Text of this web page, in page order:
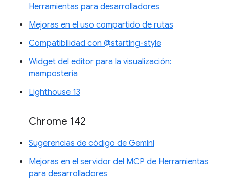
Herramientas para desarrolladores
Mejoras en el uso compartido de rutas
Compatibilidad con @starting-style
Widget del editor para la visualización:
mampostería
Lighthouse 13
Chrome 142
Sugerencias de código de Gemini
Mejoras en el servidor del MCP de Herramientas
para desarrolladores